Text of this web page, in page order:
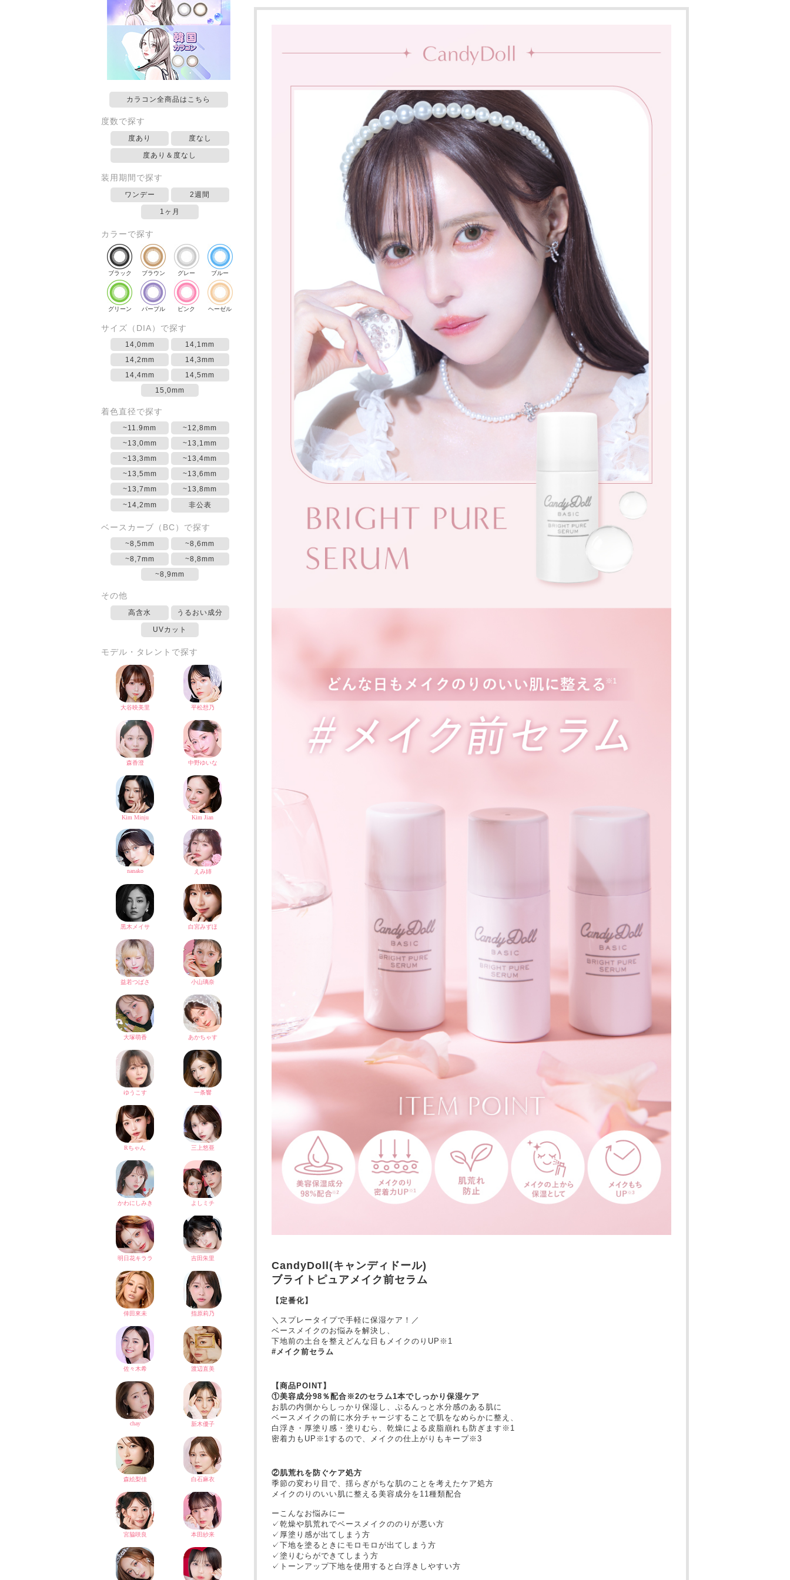
カラコン全商品はこちら
度数で探す
度あり 度なし
度あり＆度なし
装用期間で探す
ワンデー 2週間
1ヶ月
カラーで探す
ブラック ブラウン グレー ブルー
グリーン パープル ピンク ヘーゼル
サイズ（DIA）で探す
14,0mm
14,1mm
14,2mm
14,3mm
14,4mm
14,5mm
15,0mm
着色直径で探す
~11.9mm
~12,8mm
~13,0mm
~13,1mm
~13,3mm
~13,4mm
~13,5mm
~13,6mm
~13,7mm
~13,8mm
~14,2mm
非公表
ベースカーブ（BC）で探す
~8,5mm
~8,6mm
~8,7mm
~8,8mm
~8,9mm
その他
高含水 うるおい成分
UVカット
モデル・タレントで探す
CandyDoll(キャンディドール)
ブライトピュアメイク前セラム
【定番化】
＼スプレータイプで手軽に保湿ケア！／
ベースメイクのお悩みを解決し、
下地前の土台を整えどんな日もメイクのりUP※1
#メイク前セラム
【商品POINT】
①美容成分98％配合※2のセラム1本でしっかり保湿ケア
お肌の内側からしっかり保湿し、ぷるんっと水分感のある肌に
ベースメイクの前に水分チャージすることで肌をなめらかに整え、
白浮き・厚塗り感・塗りむら、乾燥による皮脂崩れも防ぎます※1
密着力もUP※1するので、メイクの仕上がりもキープ※3
②肌荒れを防ぐケア処方
季節の変わり目で、揺らぎがちな肌のことを考えたケア処方
メイクのりのいい肌に整える美容成分を11種類配合
ーこんなお悩みにー
✓乾燥や肌荒れでベースメイクののりが悪い方
✓厚塗り感が出てしまう方
✓下地を塗るときにモロモロが出てしまう方
✓塗りむらができてしまう方
✓トーンアップ下地を使用すると白浮きしやすい方